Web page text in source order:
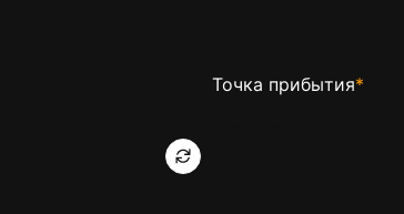
Точка прибытия*